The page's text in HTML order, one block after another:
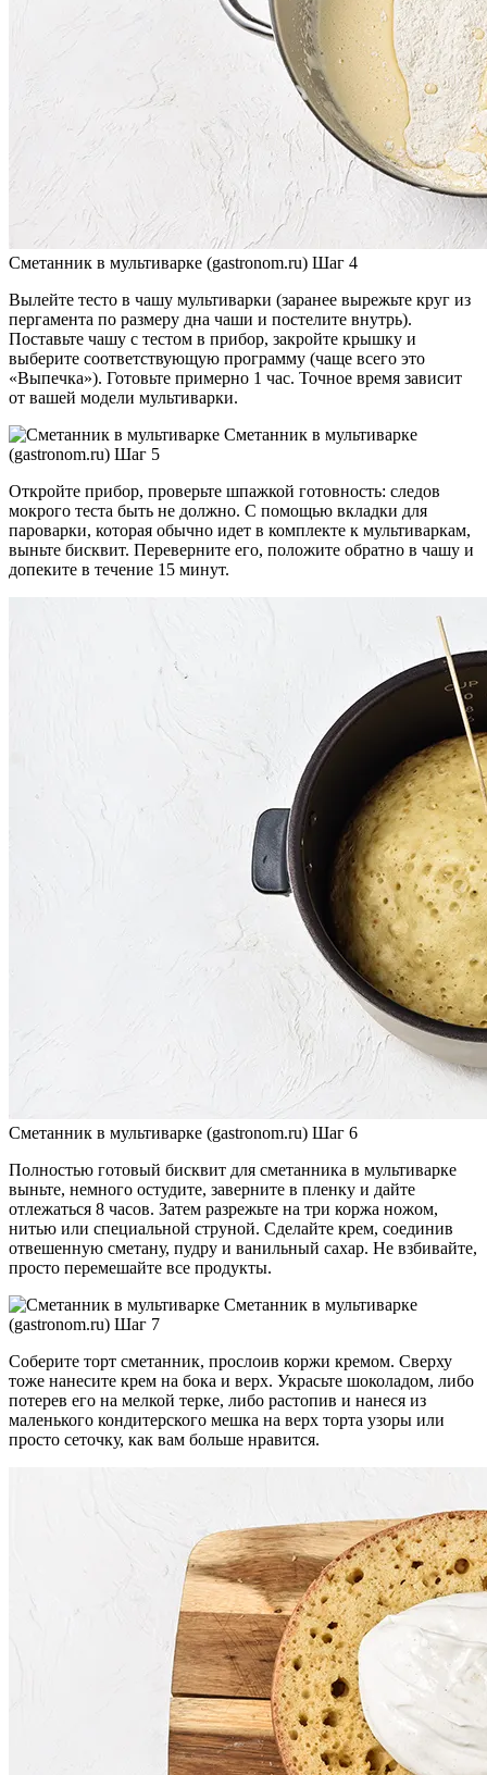
Сметанник в мультиварке (gastronom.ru) Шаг 4
Вылейте тесто в чашу мультиварки (заранее вырежьте круг из
пергамента по размеру дна чаши и постелите внутрь).
Поставьте чашу с тестом в прибор, закройте крышку и
выберите соответствующую программу (чаще всего это
«Выпечка»). Готовьте примерно 1 час. Точное время зависит
от вашей модели мультиварки.
Сметанник в мультиварке
(gastronom.ru) Шаг 5
Откройте прибор, проверьте шпажкой готовность: следов
мокрого теста быть не должно. С помощью вкладки для
пароварки, которая обычно идет в комплекте к мультиваркам,
выньте бисквит. Переверните его, положите обратно в чашу и
допеките в течение 15 минут.
Сметанник в мультиварке (gastronom.ru) Шаг 6
Полностью готовый бисквит для сметанника в мультиварке
выньте, немного остудите, заверните в пленку и дайте
отлежаться 8 часов. Затем разрежьте на три коржа ножом,
нитью или специальной струной. Сделайте крем, соединив
отвешенную сметану, пудру и ванильный сахар. Не взбивайте,
просто перемешайте все продукты.
Сметанник в мультиварке
(gastronom.ru) Шаг 7
Соберите торт сметанник, прослоив коржи кремом. Сверху
тоже нанесите крем на бока и верх. Украсьте шоколадом, либо
потерев его на мелкой терке, либо растопив и нанеся из
маленького кондитерского мешка на верх торта узоры или
просто сеточку, как вам больше нравится.